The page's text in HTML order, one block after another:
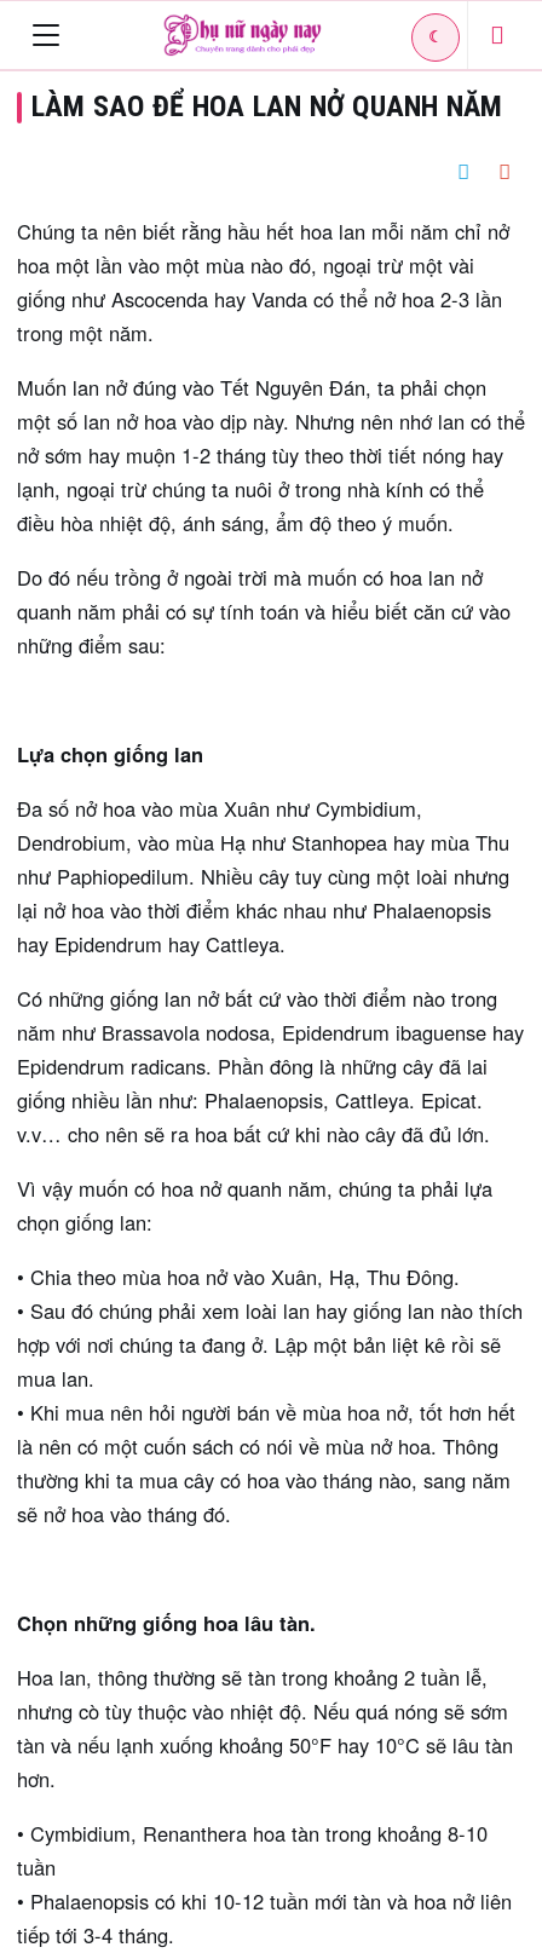
navigation
☾
LÀM SAO ĐỂ HOA LAN NỞ QUANH NĂM
Chúng ta nên biết rằng hầu hết hoa lan mỗi năm chỉ nở
hoa một lần vào một mùa nào đó, ngoại trừ một vài
giống như Ascocenda hay Vanda có thể nở hoa 2-3 lần
trong một năm.
Muốn lan nở đúng vào Tết Nguyên Đán, ta phải chọn
một số lan nở hoa vào dịp này. Nhưng nên nhớ lan có thể
nở sớm hay muộn 1-2 tháng tùy theo thời tiết nóng hay
lạnh, ngoại trừ chúng ta nuôi ở trong nhà kính có thể
điều hòa nhiệt độ, ánh sáng, ẩm độ theo ý muốn.
Do đó nếu trồng ở ngoài trời mà muốn có hoa lan nở
quanh năm phải có sự tính toán và hiểu biết căn cứ vào
những điểm sau:
Lựa chọn giống lan
Đa số nở hoa vào mùa Xuân như Cymbidium,
Dendrobium, vào mùa Hạ như Stanhopea hay mùa Thu
như Paphiopedilum. Nhiều cây tuy cùng một loài nhưng
lại nở hoa vào thời điểm khác nhau như Phalaenopsis
hay Epidendrum hay Cattleya.
Có những giống lan nở bất cứ vào thời điểm nào trong
năm như Brassavola nodosa, Epidendrum ibaguense hay
Epidendrum radicans. Phần đông là những cây đã lai
giống nhiều lần như: Phalaenopsis, Cattleya. Epicat.
v.v… cho nên sẽ ra hoa bất cứ khi nào cây đã đủ lớn.
Vì vậy muốn có hoa nở quanh năm, chúng ta phải lựa
chọn giống lan:
• Chia theo mùa hoa nở vào Xuân, Hạ, Thu Đông.
• Sau đó chúng phải xem loài lan hay giống lan nào thích
hợp với nơi chúng ta đang ở. Lập một bản liệt kê rồi sẽ
mua lan.
• Khi mua nên hỏi người bán về mùa hoa nở, tốt hơn hết
là nên có một cuốn sách có nói về mùa nở hoa. Thông
thường khi ta mua cây có hoa vào tháng nào, sang năm
sẽ nở hoa vào tháng đó.
Chọn những giống hoa lâu tàn.
Hoa lan, thông thường sẽ tàn trong khoảng 2 tuần lễ,
nhưng cò tùy thuộc vào nhiệt độ. Nếu quá nóng sẽ sớm
tàn và nếu lạnh xuống khoảng 50°F hay 10°C sẽ lâu tàn
hơn.
• Cymbidium, Renanthera hoa tàn trong khoảng 8-10
tuần
• Phalaenopsis có khi 10-12 tuần mới tàn và hoa nở liên
tiếp tới 3-4 tháng.